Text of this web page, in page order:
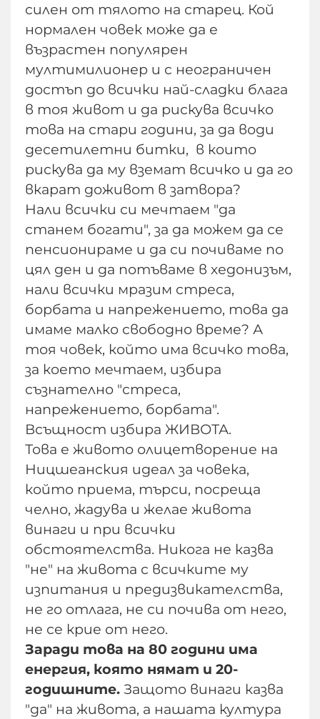
силен от тялото на старец. Кой
нормален човек може да е
възрастен популярен
мултимилионер и с неограничен
достъп до всички най-сладки блага
в тоя живот и да рискува всичко
това на стари години, за да води
десетилетни битки, в които
рискува да му вземат всичко и да го
вкарат доживот в затвора?
Нали всички си мечтаем "да
станем богати", за да можем да се
пенсионираме и да си почиваме по
цял ден и да потъваме в хедонизъм,
нали всички мразим стреса,
борбата и напрежението, това да
имаме малко свободно време? А
тоя човек, който има всичко това,
за което мечтаем, избира
съзнателно "стреса,
напрежението, борбата".
Всъщност избира ЖИВОТА.
Това е живото олицетворение на
Ницшеанския идеал за човека,
който приема, търси, посреща
челно, жадува и желае живота
винаги и при всички
обстоятелства. Никога не казва
"не" на живота с всичките му
изпитания и предизвикателства,
не го отлага, не си почива от него,
не се крие от него.
Заради това на 80 години има
енергия, която нямат и 20-
годишните. Защото винаги казва
"да" на живота, а нашата култура